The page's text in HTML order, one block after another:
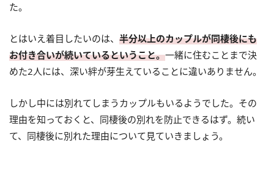
た。
とはいえ着目したいのは、 半分以上のカップルが同棲後にも
お付き合いが続いているということ。一緒に住むことまで決
めた2人には、深い絆が芽生えていることに違いありません。
しかし中には別れてしまうカップルもいるようでした。その
理由を知っておくと、同棲後の別れを防止できるはず。続い
て、同棲後に別れた理由について見ていきましょう。